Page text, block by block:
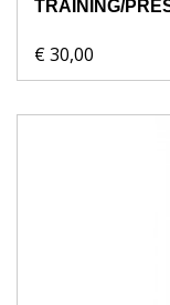
TRAINING/
€ 30,00